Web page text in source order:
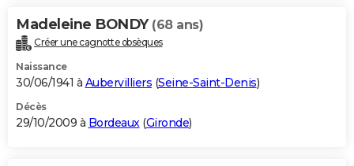
Madeleine BONDY (68 ans)
Créer une cagnotte obsèques
Naissance
30/06/1941 à Aubervilliers (Seine-Saint-Denis)
Décès
29/10/2009 à Bordeaux(Gironde)